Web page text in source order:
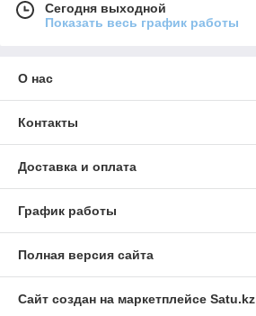
Сегодня выходной
Показать весь график работы
О нас
Контакты
Доставка и оплата
График работы
Полная версия сайта
Сайт создан на маркетплейсе Satu.kz